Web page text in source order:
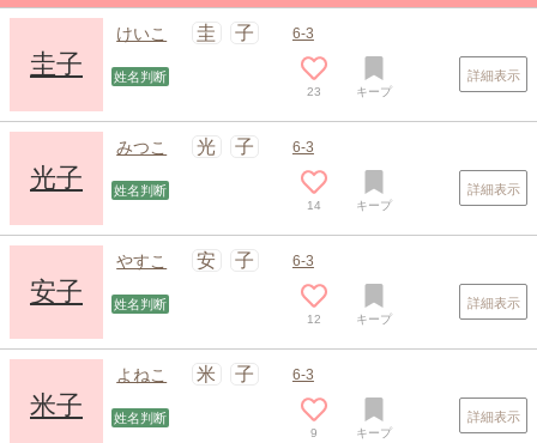
圭子
けいこ 圭 子 6-3
姓名判断
23 キープ
詳細表示
光子
みつこ 光 子 6-3
姓名判断
14 キープ
詳細表示
安子
やすこ 安 子 6-3
姓名判断
12 キープ
詳細表示
米子
よねこ 米 子 6-3
姓名判断
9 キープ
詳細表示